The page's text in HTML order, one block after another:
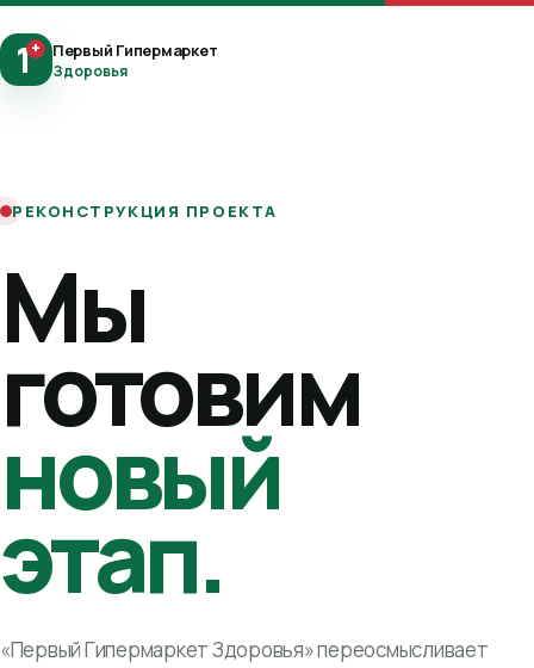
1+ Первый Гипермаркет
Здоровья
РЕКОНСТРУКЦИЯ ПРОЕКТА
Мы
готовим
новый
этап.
«Первый Гипермаркет Здоровья» переосмысливает